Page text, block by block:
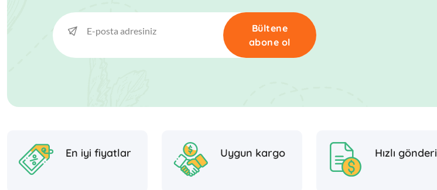
Bültene
abone ol
En iyi fiyatlar Uygun kargo Hızlı gönderi